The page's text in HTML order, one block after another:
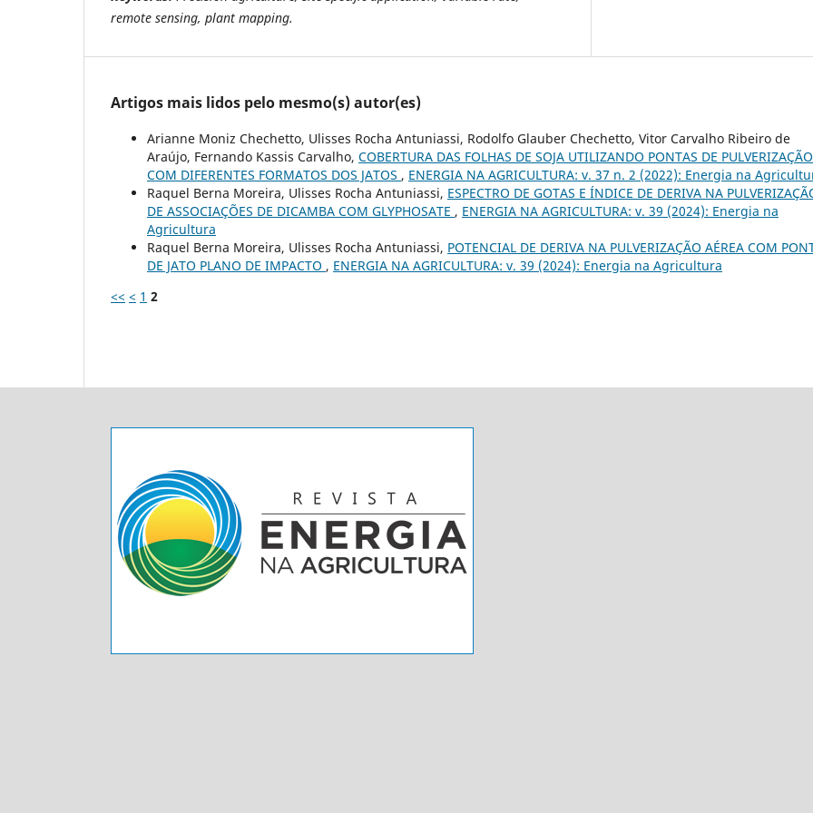
remote sensing, plant mapping.
Artigos mais lidos pelo mesmo(s) autor(es)
Arianne Moniz Chechetto, Ulisses Rocha Antuniassi, Rodolfo Glauber Chechetto, Vitor Carvalho Ribeiro de
Araújo, Fernando Kassis Carvalho, COBERTURA DAS FOLHAS DE SOJA UTILIZANDO PONTAS DE PULVERIZAÇÃO
COM DIFERENTES FORMATOS DOS JATOS , ENERGIA NA AGRICULTURA: v. 37 n. 2 (2022): Energia na
Raquel Berna Moreira, Ulisses Rocha Antuniassi, ESPECTRO DE GOTAS E ÍNDICE DE DERIVA NA
DE ASSOCIAÇÕES DE DICAMBA COM GLYPHOSATE , ENERGIA NA AGRICULTURA: v. 39 (2024): Energia na
Agricultura
Raquel Berna Moreira, Ulisses Rocha Antuniassi, POTENCIAL DE DERIVA NA PULVERIZAÇÃO AÉREA COM
DE JATO PLANO DE IMPACTO , ENERGIA NA AGRICULTURA: v. 39 (2024): Energia na Agricultura
<< < 1 2